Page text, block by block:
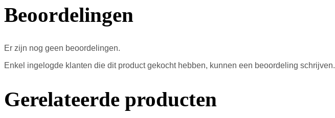
Beoordelingen
Er zijn nog geen beoordelingen.
Enkel ingelogde klanten die dit product gekocht hebben, kunnen een beoordeling schrijven.
Gerelateerde producten